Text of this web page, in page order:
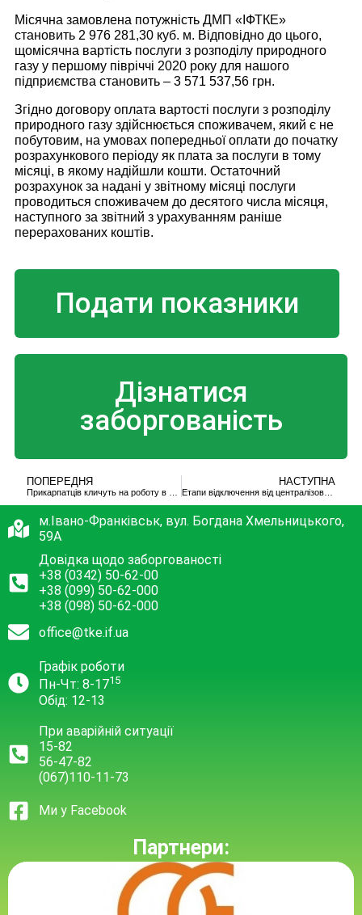
Місячна замовлена потужність ДМП «ІФТКЕ»
становить 2 976 281,30 куб. м. Відповідно до цього,
щомісячна вартість послуги з розподілу природного
газу у першому півріччі 2020 року для нашого
підприємства становить – 3 571 537,56 грн.
Згідно договору оплата вартості послуги з розподілу
природного газу здійснюється споживачем, який є не
побутовим, на умовах попередньої оплати до початку
розрахункового періоду як плата за послуги в тому
місяці, в якому надійшли кошти. Остаточний
розрахунок за надані у звітному місяці послуги
проводиться споживачем до десятого числа місяця,
наступного за звітний з урахуванням раніше
перерахованих коштів.
Подати показники
Дізнатися
заборгованість
ПОПЕРЕДНЯ НАСТУПНА
Етапи відключення від централізованої системи теплопостачання
м.Івано-Франківськ, вул. Богдана Хмельницького,
59А
Довідка щодо заборгованості
+38 (0342) 50-62-00
+38 (099) 50-62-000
+38 (098) 50-62-000
office@tke.if.ua
Графік роботи
Пн-Чт: 8-1715
Обід: 12-13
При аварійній ситуації
15-82
56-47-82
(067)110-11-73
Ми у Facebook
Партнери: